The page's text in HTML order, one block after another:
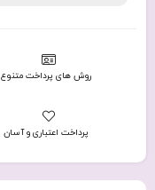
روش های پرداخت متنوع
پرداخت اعتباری و آسان